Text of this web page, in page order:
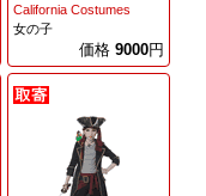
California Costumes
女の子
価格 9000円